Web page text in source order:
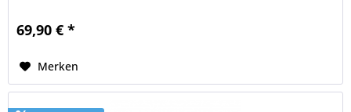
69,90 € *
Merken